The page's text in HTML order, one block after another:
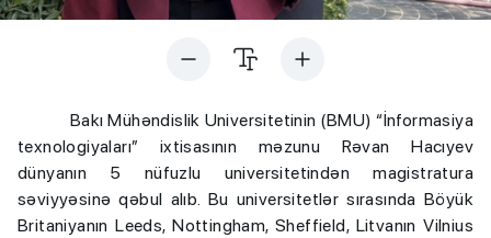
Bakı Mühəndislik Universitetinin (BMU) “İnformasiya
texnologiyaları” ixtisasının məzunu Rəvan Hacıyev
dünyanın 5 nüfuzlu universitetindən magistratura
səviyyəsinə qəbul alıb. Bu universitetlər sırasında Böyük
Britaniyanın Leeds, Nottingham, Sheffield, Litvanın Vilnius